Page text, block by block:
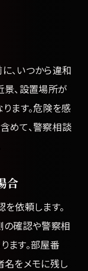
、いつから違和
景、設置場所が
ます。危険を感
めて、警察相談
合
依頼します。
の確認や警察相
ます。部屋番
名をメモに残し